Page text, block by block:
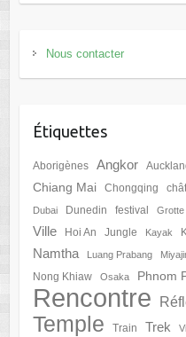
Nous contacter
Étiquettes
Aborigènes Angkor
Chiang Mai Chongqing
Dubai Dunedin festival Grotte
Ville
Hoi An Jungle Kayak
Namtha
Luang Prabang
Nong Khiaw Osaka Phnom
Rencontre
Temple Train Trek